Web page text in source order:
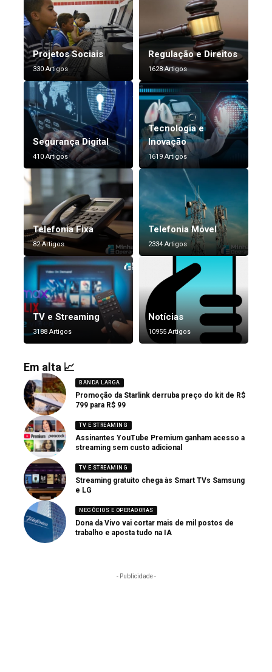
Projetos Sociais
330 Artigos
Regulação e Direitos
1628 Artigos
Segurança Digital
410 Artigos
Tecnologia e
Inovação
1619 Artigos
Telefonia Fixa
82 Artigos
Telefonia Móvel
2334 Artigos
TV e Streaming
3188 Artigos
Notícias
10955 Artigos
Em alta 📈
BANDA LARGA
Promoção da Starlink derruba preço do kit de R$
799 para R$ 99
TV E STREAMING
Assinantes YouTube Premium ganham acesso a
streaming sem custo adicional
TV E STREAMING
Streaming gratuito chega às Smart TVs Samsung
e LG
NEGÓCIOS E OPERADORAS
Dona da Vivo vai cortar mais de mil postos de
trabalho e aposta tudo na IA
- Publicidade -